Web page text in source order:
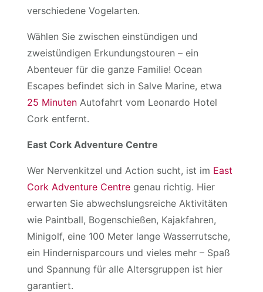
verschiedene Vogelarten.
Wählen Sie zwischen einstündigen und
zweistündigen Erkundungstouren – ein
Abenteuer für die ganze Familie! Ocean
Escapes befindet sich in Salve Marine, etwa
25 MinutenAutofahrt vom Leonardo Hotel
Cork entfernt.
East Cork Adventure Centre
Wer Nervenkitzel und Action sucht, ist im East
Cork Adventure Centre genau richtig. Hier
erwarten Sie abwechslungsreiche Aktivitäten
wie Paintball, Bogenschießen, Kajakfahren,
Minigolf, eine 100 Meter lange Wasserrutsche,
ein Hindernisparcours und vieles mehr – Spaß
und Spannung für alle Altersgruppen ist hier
garantiert.